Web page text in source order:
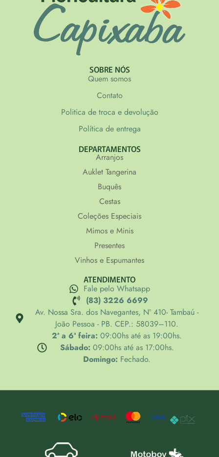
SOBRE NÓS
Quem somos
Contato
Politica de troca e devolução
Política de entrega
DEPARTAMENTOS
Arranjos
Auklet Tangerina
Buquês
Cestas
Coleções Especiais
Mimos e Minis
Presentes
Vinhos e Espumantes
ATENDIMENTO
Fale pelo Whatsapp
(83) 3226 6699
Av. Nossa Sra. dos Navegantes, Nº 410- Tambaú -
João Pessoa - PB. CEP.: 58039–110.
2ª a 6ª feira: 09:00hs até as 19:00hs.
Sábado: 09:00hs até as 17:00hs.
Domingo: Fechado.